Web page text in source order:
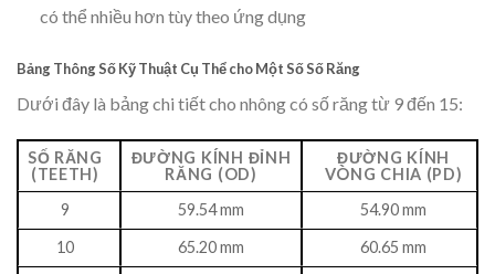
có thể nhiều hơn tùy theo ứng dụng
Bảng Thông Số Kỹ Thuật Cụ Thể cho Một Số Số Răng
Dưới đây là bảng chi tiết cho nhông có số răng từ 9 đến 15:
SỐ RĂNG
(TEETH)
ĐƯỜNG KÍNH ĐỈNH
RĂNG (OD)
ĐƯỜNG KÍNH
VÒNG CHIA (PD)
9
59.54 mm
54.90 mm
10
65.20 mm
60.65 mm